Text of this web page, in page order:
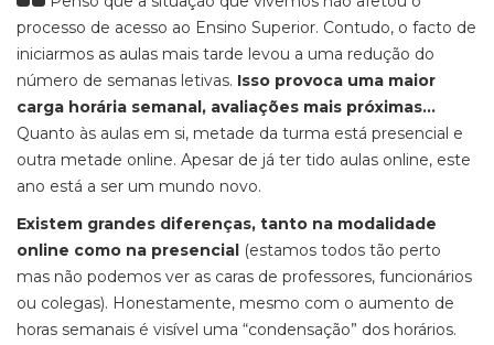
processo de acesso ao Ensino Superior. Contudo, o facto de
iniciarmos as aulas mais tarde levou a uma redução do
número de semanas letivas. Isso provoca uma maior
carga horária semanal, avaliações mais próximas...
Quanto às aulas em si, metade da turma está presencial e
outra metade online. Apesar de já ter tido aulas online, este
ano está a ser um mundo novo.
Existem grandes diferenças, tanto na modalidade
online como na presencial (estamos todos tão perto
mas não podemos ver as caras de professores, funcionários
ou colegas). Honestamente, mesmo com o aumento de
horas semanais é visível uma “condensação” dos horários.